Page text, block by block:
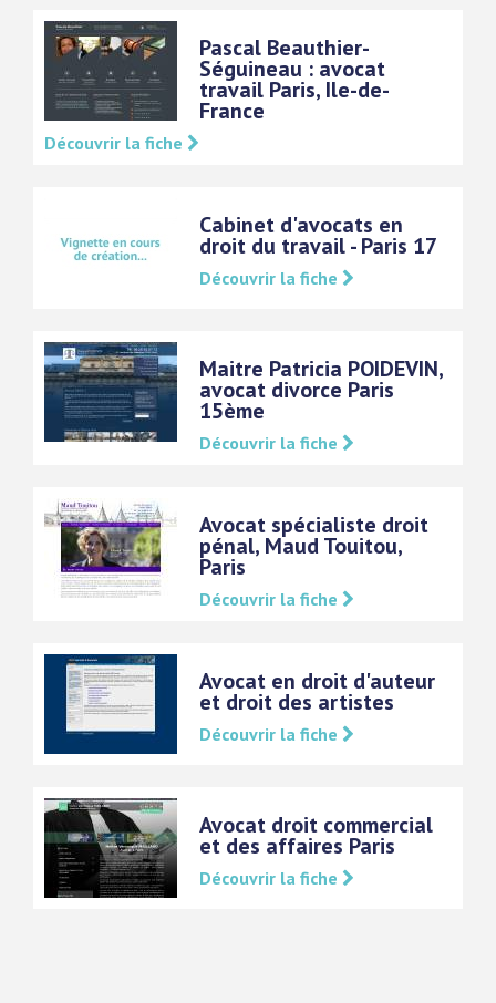
Pascal Beauthier-
Séguineau : avocat
travail Paris, Ile-de-
France
Découvrir la fiche
Cabinet d'avocats en
droit du travail - Paris 17
Découvrir la fiche
Maitre Patricia POIDEVIN,
avocat divorce Paris
15ème
Découvrir la fiche
Avocat spécialiste droit
pénal, Maud Touitou,
Paris
Découvrir la fiche
Avocat en droit d'auteur
et droit des artistes
Découvrir la fiche
Avocat droit commercial
et des affaires Paris
Découvrir la fiche